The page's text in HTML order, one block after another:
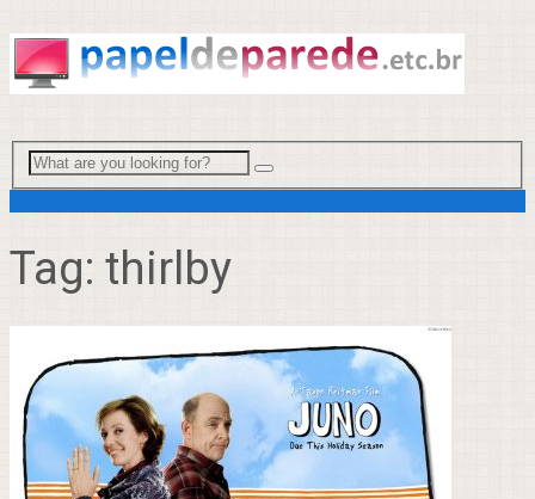
Tag: thirlby